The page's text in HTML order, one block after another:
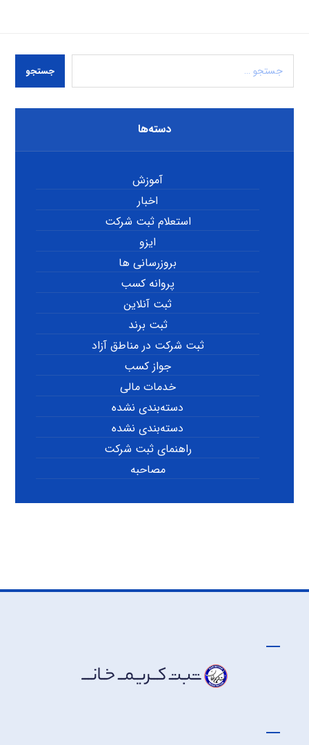
جستجو
دسته‌ها
آموزش
اخبار
استعلام ثبت شرکت
ایزو
بروزرسانی ها
پروانه کسب
ثبت آنلاین
ثبت برند
ثبت شرکت در مناطق آزاد
جواز کسب
خدمات مالی
دسته‌بندی نشده
دسته‌بندی نشده
راهنمای ثبت شرکت
مصاحبه